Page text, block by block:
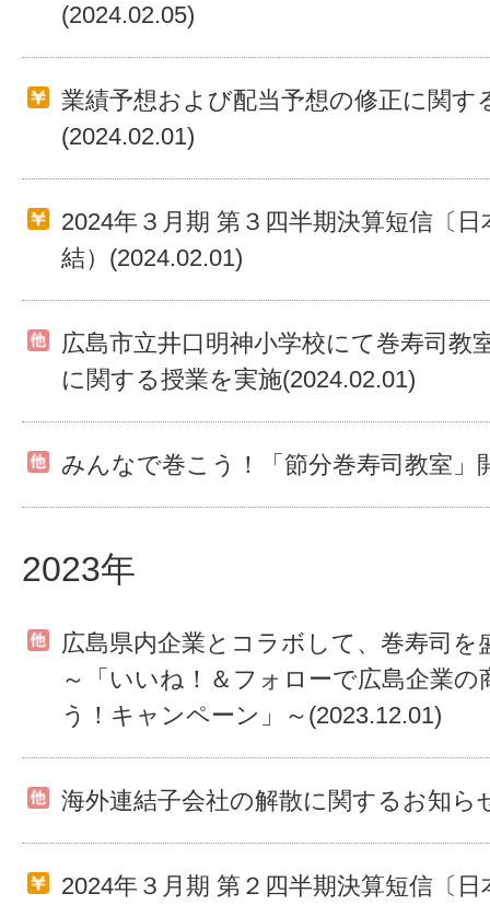
(2024.02.05)
業績予想および配当予想の修正に関す
(2024.02.01)
2024年３月期 第３四半期決算短信〔日
結）(2024.02.01)
広島市立井口明神小学校にて巻寿司教
に関する授業を実施(2024.02.01)
みんなで巻こう！「節分巻寿司教室」
2023年
広島県内企業とコラボして、巻寿司を
～「いいね！＆フォローで広島企業の
う！キャンペーン」～(2023.12.01)
海外連結子会社の解散に関するお知ら
2024年３月期 第２四半期決算短信〔日